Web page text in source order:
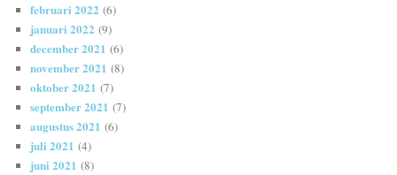
februari 2022 (6)
januari 2022 (9)
december 2021 (6)
november 2021 (8)
oktober 2021 (7)
september 2021 (7)
augustus 2021 (6)
juli 2021 (4)
juni 2021 (8)